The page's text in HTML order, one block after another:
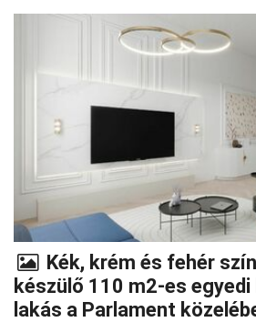
Kék, krém és fehér
készülő 110 m2-es
lakás a Parlament